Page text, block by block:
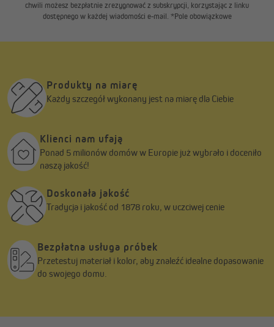
chwili możesz bezpłatnie zrezygnować z subskrypcji, korzystając z linku
dostępnego w każdej wiadomości e-mail. *Pole obowiązkowe
Produkty na miarę
Każdy szczegół wykonany jest na miarę dla Ciebie
Klienci nam ufają
Ponad 5 milionów domów w Europie już wybrało i doceniło
naszą jakość!
Doskonała jakość
Tradycja i jakość od 1878 roku, w uczciwej cenie
Bezpłatna usługa próbek
Przetestuj materiał i kolor, aby znaleźć idealne dopasowanie
do swojego domu.